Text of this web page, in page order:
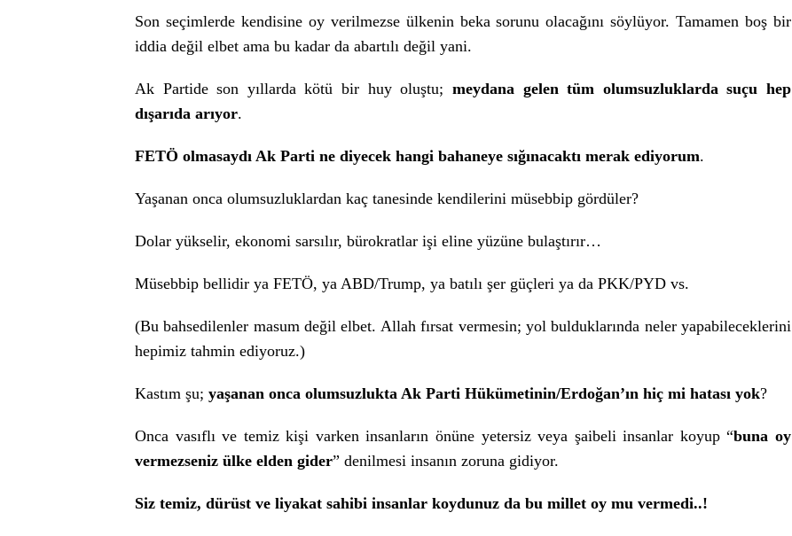
Son seçimlerde kendisine oy verilmezse ülkenin beka sorunu olacağını söylüyor. Tamamen boş bir
iddia değil elbet ama bu kadar da abartılı değil yani.
Ak Partide son yıllarda kötü bir huy oluştu; meydana gelen tüm olumsuzluklarda suçu hep
dışarıda arıyor.
FETÖ olmasaydı Ak Parti ne diyecek hangi bahaneye sığınacaktı merak ediyorum.
Yaşanan onca olumsuzluklardan kaç tanesinde kendilerini müsebbip gördüler?
Dolar yükselir, ekonomi sarsılır, bürokratlar işi eline yüzüne bulaştırır…
Müsebbip bellidir ya FETÖ, ya ABD/Trump, ya batılı şer güçleri ya da PKK/PYD vs.
(Bu bahsedilenler masum değil elbet. Allah fırsat vermesin; yol bulduklarında neler yapabileceklerini
hepimiz tahmin ediyoruz.)
Kastım şu; yaşanan onca olumsuzlukta Ak Parti Hükümetinin/Erdoğan’ın hiç mi hatası yok?
Onca vasıflı ve temiz kişi varken insanların önüne yetersiz veya şaibeli insanlar koyup “buna oy
vermezseniz ülke elden gider” denilmesi insanın zoruna gidiyor.
Siz temiz, dürüst ve liyakat sahibi insanlar koydunuz da bu millet oy mu vermedi..!